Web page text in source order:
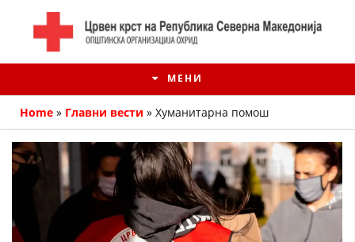
МЕНИ
Home » Главни вести » Хуманитарна помош